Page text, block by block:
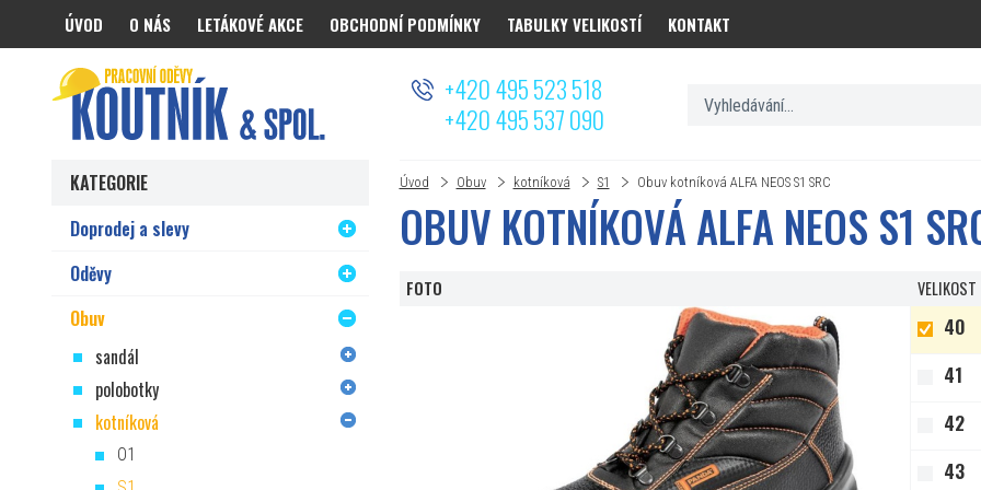
Koutnik.com
Úvod Obuv kotníková S1 Obuv kotníková ALFA NEOS S1 SRC
OBUV KOTNÍKOVÁ ALFA NEOS S1
FOTO VELIKOST
40
41
42
43
KATEGORIE
Doprodej a slevy
Oděvy
Obuv
sandál
polobotky
kotníková
O1
ÚVOD O NÁS LETÁKOVÉ AKCE OBCHODNÍ PODMÍNKY TABULKY VELIKOSTÍ KONTAKT
+420 495 523 518
+420 495 537 090